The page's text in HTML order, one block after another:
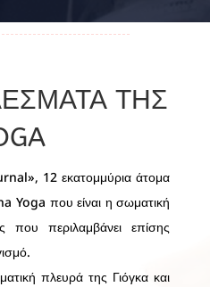
ΤΗΣ
12 εκατομμύρια άτομα
Yoga που είναι η σωματική
που περιλαμβάνει επίσης
πλευρά της Γιόγκα και